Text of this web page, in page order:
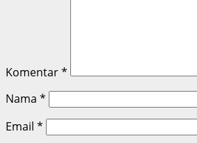
Komentar*
Nama *
Email *